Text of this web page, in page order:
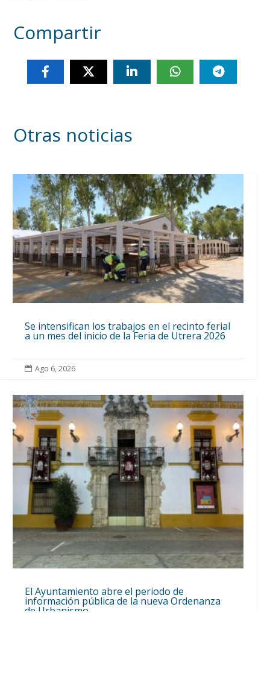
Compartir
Otras noticias
Se intensifican los trabajos en el recinto ferial
a un mes del inicio de la Feria de Utrera 2026
 Ago 6, 2026
El Ayuntamiento abre el periodo de
información pública de la nueva Ordenanza
de Urbanismo